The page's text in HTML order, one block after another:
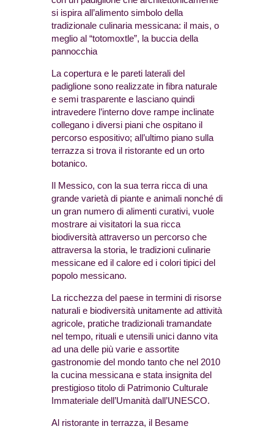
si ispira all’alimento simbolo della
tradizionale culinaria messicana: il mais, o
meglio al “totomoxtle”, la buccia della
pannocchia
La copertura e le pareti laterali del
padiglione sono realizzate in fibra naturale
e semi trasparente e lasciano quindi
intravedere l’interno dove rampe inclinate
collegano i diversi piani che ospitano il
percorso espositivo; all’ultimo piano sulla
terrazza si trova il ristorante ed un orto
botanico.
Il Messico, con la sua terra ricca di una
grande varietà di piante e animali nonché di
un gran numero di alimenti curativi, vuole
mostrare ai visitatori la sua ricca
biodiversità attraverso un percorso che
attraversa la storia, le tradizioni culinarie
messicane ed il calore ed i colori tipici del
popolo messicano.
La ricchezza del paese in termini di risorse
naturali e biodiversità unitamente ad attività
agricole, pratiche tradizionali tramandate
nel tempo, rituali e utensili unici danno vita
ad una delle più varie e assortite
gastronomie del mondo tanto che nel 2010
la cucina messicana e stata insignita del
prestigioso titolo di Patrimonio Culturale
Immateriale dell’Umanità dall’UNESCO.
Al ristorante in terrazza, il Besame